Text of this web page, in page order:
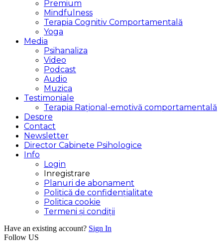
Premium
Mindfulness
Terapia Cognitiv Comportamentală
Yoga
Media
Psihanaliza
Video
Podcast
Audio
Muzica
Testimoniale
Terapia Rațional-emotivă comportamentală
Despre
Contact
Newsletter
Director Cabinete Psihologice
Info
Login
Inregistrare
Planuri de abonament
Politică de confidențialitate
Politica cookie
Termeni și condiții
Have an existing account? Sign In
Follow US